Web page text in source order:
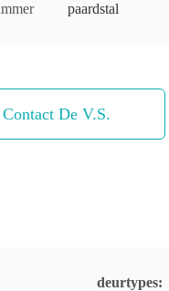
paardstal
Contact De V.S.
deurtypes: